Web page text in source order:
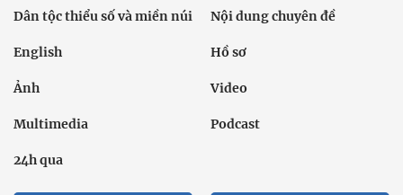
Dân tộc thiểu số và miền núi Nội dung chuyên đề
English Hồ sơ
Ảnh Video
Multimedia Podcast
24h qua